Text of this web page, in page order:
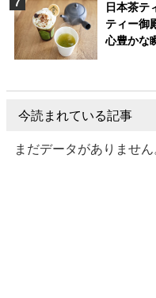
日本茶テ
ティー御
心豊かな
今読まれている記事
まだデータがありません